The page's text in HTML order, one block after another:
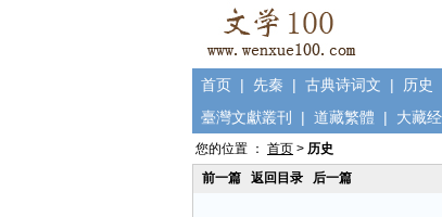
首页 | 先秦 | 古典诗词文 | 历史
臺灣文獻叢刊
| 道藏繁體 | 大藏经
您的位置 ： 首页 > 历史
前一篇
返回目录 后一篇